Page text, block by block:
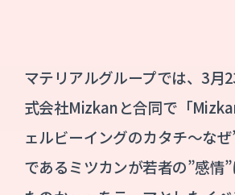
マテリアルグループでは、3月
式会社Mizkanと合同で「
ェルビーイングのカタチ～な
であるミツカンが若者の”感情